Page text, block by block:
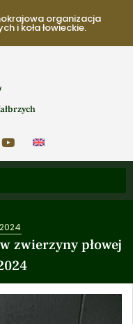
organizacja
i koła łowieckie.
zwierzyny płowej